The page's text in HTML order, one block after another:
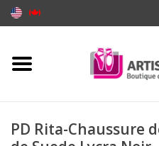
Accueil
PD Rita-Chaussure